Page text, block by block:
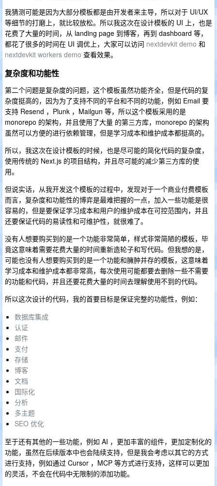
我猜测可能是因为大部分模板都是由开发者来主导，所以对于 UI/UX
等细节的打磨上，就比较放松。所以我这次在设计模板的 UI 上，也是
花费了大量的时间，从 landing page 到博客，再到 dashboard 等，
都花了很多的时间在 UI 调优上，大家可以访问 nextdevkit demo 和
nextdevkit workers demo 查看效果。
复杂度和功能性
第二个问题是复杂度的问题，这个模板虽然功能齐全，但是代码的复
杂度挺高的，因为为了支持不同的平台和不同的功能，例如 Email 要
支持 Resend ，Plunk ，Mailgun 等，所以这个模板采用的是
monorepo 的架构，并且使用了大量 的第三方库，monorepo 的架构
虽然可以方便的进行依赖管理，但是学习成本和维护成本都挺高的。
所以，我这次在设计模板的时候，也是尽可能的简化代码的复杂度，
使用传统的 Next.js 的项目结构，并且尽可能的减少第三方库的使
用。
但说实话，从我开发这个模板的过程中，发现对于一个商业付费模板
而言，复杂度和功能性的博弈是最难把握的一点，加入一些功能是很
容易的，但是要保证学习成本和用户的维护成本在可控范围内，并且
还要保证代码的易读性和可维护性，就很难了。
没有人想要购买到的是一个功能非常简单，样式非常简陋的模板，毕
竟这意味着需要花费大量的时间重新造轮子和写代码。但我想的是，
可能也没有人想要购买到的是一个功能和臃肿并存的模板，这意味着
学习成本和维护成本都非常高，每次使用可能都要去删除一些不需要
的功能和代码，并且还要花费大量的时间去理解使用不到的代码。
所以这次设计的代码，我的首要目标是保证完整的功能性，例如：
数据库集成
认证
邮件
支付
存储
博客
文档
国际化
分析
多主题
SEO 优化
至于还有其他的一些功能，例如 AI ，更加丰富的组件，更加定制化的
功能，虽然在后续版本中也会陆续支持，但是我会考虑以其它的方式
进行支持，例如通过 Cursor ，MCP 等方式进行支持，这样可以更加
的灵活，不会在代码中无限制的添加功能。